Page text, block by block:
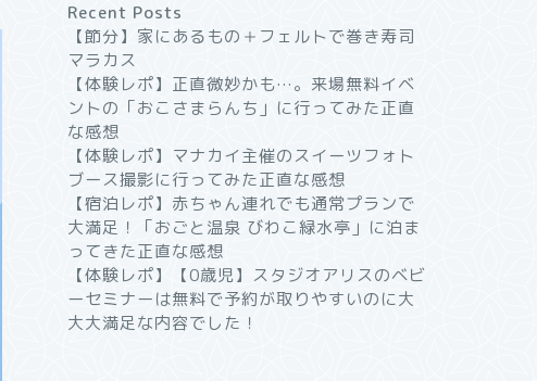
Recent Posts
【節分】家にあるもの＋フェルトで巻き寿司
マラカス
【体験レポ】正直微妙かも…。来場無料イベ
ントの「おこさまらんち」に行ってみた正直
な感想
【体験レポ】マナカイ主催のスイーツフォト
ブース撮影に行ってみた正直な感想
【宿泊レポ】赤ちゃん連れでも通常プランで
大満足！「おごと温泉 びわこ緑水亭」に泊ま
ってきた正直な感想
【体験レポ】【0歳児】スタジオアリスのベビ
ーセミナーは無料で予約が取りやすいのに大
大大満足な内容でした！